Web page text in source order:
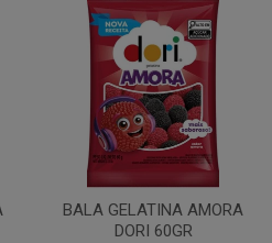
BALA GELATINA URSO DORI
60GR